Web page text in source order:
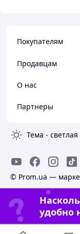
Покупателям
Продавцам
О нас
Партнеры
Тема - светлая
© Prom.ua —
удобно